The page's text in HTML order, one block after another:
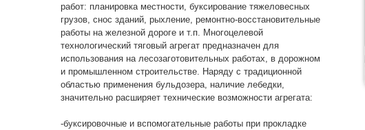
работ: планировка местности, буксирование тяжеловесных
грузов, снос зданий, рыхление, ремонтно-восстановительные
работы на железной дороге и т.п. Многоцелевой
технологический тяговый агрегат предназначен для
использования на лесозаготовительных работах, в дорожном
и промышленном строительстве. Наряду с традиционной
областью применения бульдозера, наличие лебедки,
значительно расширяет технические возможности агрегата:
-буксировочные и вспомогательные работы при прокладке